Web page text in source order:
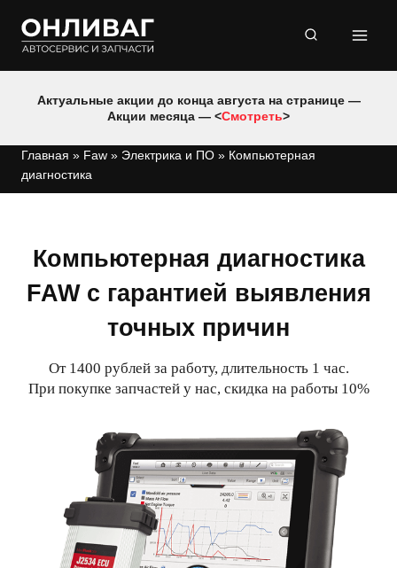
содержимому
Актуальные акции до конца августа на странице —
Акции месяца — <Смотреть>
Главная » Faw » Электрика и ПО » Компьютерная
диагностика
Компьютерная диагностика
FAW с гарантией выявления
точных причин
От 1400 рублей за работу, длительность 1 час.
При покупке запчастей у нас, скидка на работы 10%